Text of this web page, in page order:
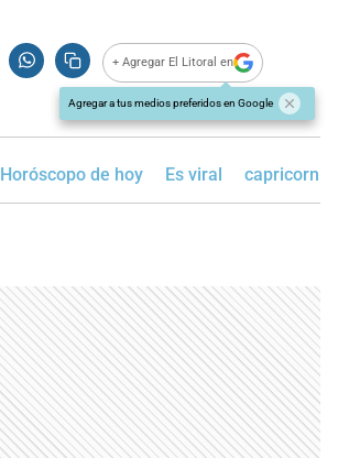
+ Agregar El Litoral en
Agregar a tus medios preferidos en Google
Horóscopo de hoy Es viral capricornio